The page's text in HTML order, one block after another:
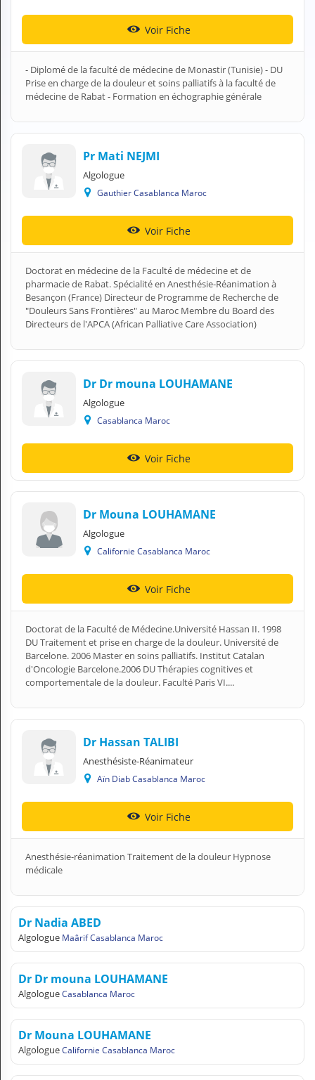
Clinique
Laboratoire
Vétérinaire
O
FR Français
Se connecter
Voir Fiche
- Diplomé de la faculté de médecine de Monastir (Tunisie) - DU
Prise en charge de la douleur et soins palliatifs à la faculté de
médecine de Rabat - Formation en échographie générale
Pr Mati NEJMI
Algologue
Gauthier Casablanca Maroc
Voir Fiche
Doctorat en médecine de la Faculté de médecine et de
pharmacie de Rabat. Spécialité en Anesthésie-Réanimation à
Besançon (France) Directeur de Programme de Recherche de
"Douleurs Sans Frontières" au Maroc Membre du Board des
Directeurs de l'APCA (African Palliative Care Association)
Dr Dr mouna LOUHAMANE
Algologue
Casablanca Maroc
Voir Fiche
Dr Mouna LOUHAMANE
Algologue
Californie Casablanca Maroc
Voir Fiche
Doctorat de la Faculté de Médecine.Université Hassan II. 1998
DU Traitement et prise en charge de la douleur. Université de
Barcelone. 2006 Master en soins palliatifs. Institut Catalan
d'Oncologie Barcelone.2006 DU Thérapies cognitives et
comportementale de la douleur. Faculté Paris VI....
Dr Hassan TALIBI
Anesthésiste-Réanimateur
Aïn Diab Casablanca Maroc
Voir Fiche
Anesthésie-réanimation Traitement de la douleur Hypnose
médicale
Dr Nadia ABED
Algologue Maârif Casablanca Maroc
Dr Dr mouna LOUHAMANE
AlgologueCasablanca Maroc
Dr Mouna LOUHAMANE
AlgologueCalifornie Casablanca Maroc